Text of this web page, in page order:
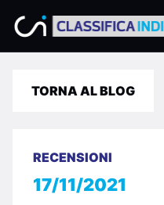
TORNA AL BLOG
RECENSIONI
17/11/2021